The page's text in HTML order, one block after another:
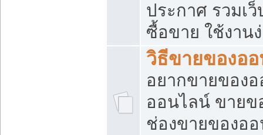
ประกาศ รวมเ
ซื้อขาย ใช้งาน
วิธีขายของอ
อยากขายของ
ออนไลน์ ขายข
ช่องขายของอ